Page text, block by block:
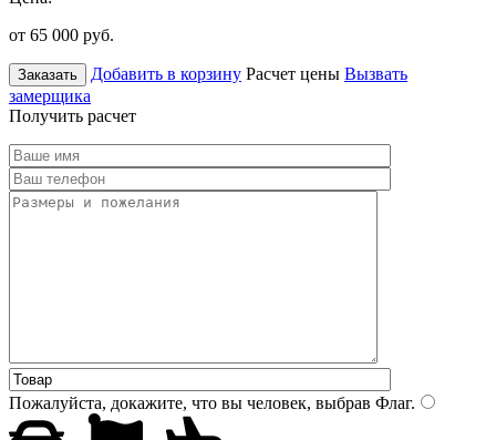
от 65 000 руб.
Заказать Добавить в корзину Расчет цены Вызвать
замерщика
Получить расчет
Пожалуйста, докажите, что вы человек, выбрав Флаг.